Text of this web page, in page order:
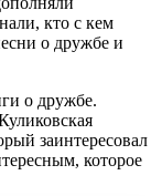
кто с кем
о дружбе и
о дружбе.
заинтересовал
которое